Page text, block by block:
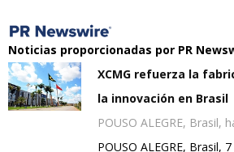
Noticias proporcionadas por PR
XCMG refuerza la
la innovación en Brasil
POUSO ALEGRE, Brasil,
POUSO ALEGRE, Brasil,